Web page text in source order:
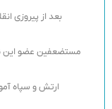
بعد از پیروزی
مستضعفین عضو این
ارتش و سپاه آموختم